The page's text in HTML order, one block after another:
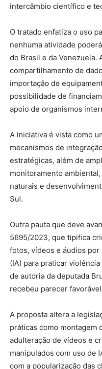
intercâmbio científico e
O tratado enfatiza o uso
nenhuma atividade
do Brasil e da Venezuela.
compartilhamento de
importação de
possibilidade de
apoio de organismos
A iniciativa é vista como
mecanismos de
estratégicas, além de
monitoramento
naturais e
Sul.
Outra pauta que deve
5695/2023, que tipifica
fotos, vídeos e áudios
(IA) para praticar
de autoria da deputada
recebeu parecer
A proposta altera a
práticas como montagem
adulteração de vídeos e
manipulados com uso de
com a popularização das